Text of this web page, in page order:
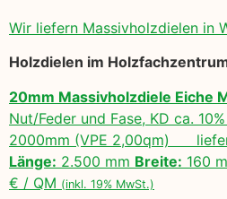
Wir liefern Massivholzdielen in
Holzdielen im
20mm Massivholzdiele Eiche
Nut/Feder und Fase, KD ca.
2000mm (VPE 2,00qm)
Länge: 2.500 mm Breite: 160
€ / QM (inkl. 19% MwSt.)